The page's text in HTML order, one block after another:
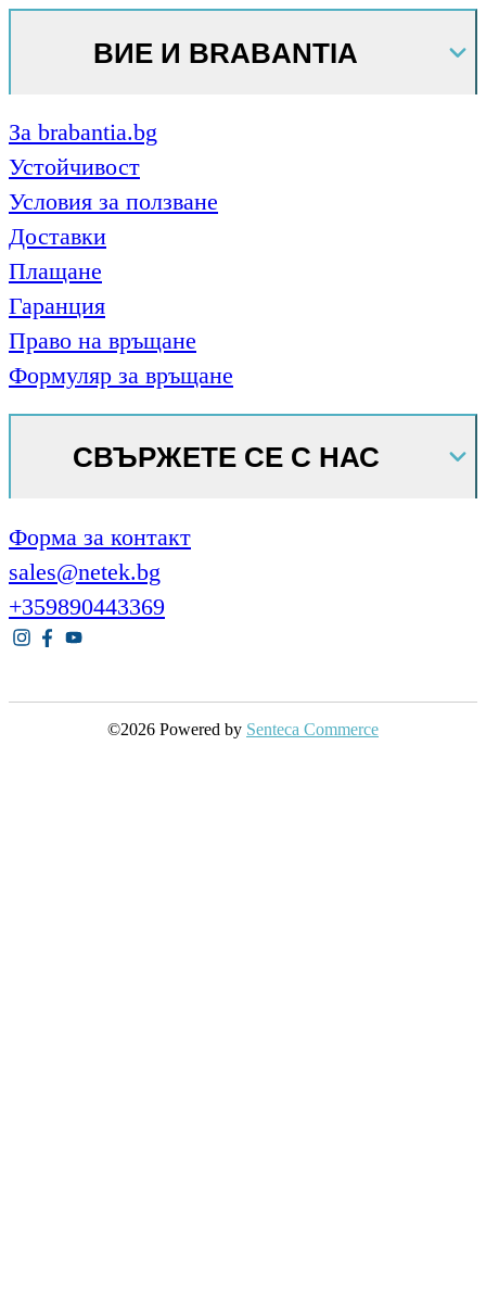
ВИЕ И BRABANTIA
За brabantia.bg
Устойчивост
Условия за ползване
Доставки
Плащане
Гаранция
Право на връщане
Формуляр за връщане
СВЪРЖЕТЕ СЕ С НАС
Форма за контакт
sales@netek.bg
+359890443369
©2026 Powered by Senteca Commerce